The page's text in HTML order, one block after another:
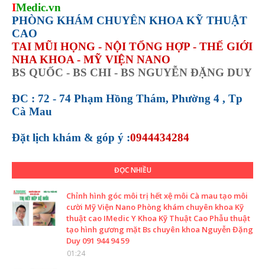
IMedic.vn
PHÒNG KHÁM CHUYÊN KHOA KỸ THUẬT
CAO
TAI MŨI HỌNG - NỘI TỔNG HỢP - THẾ GIỚI
NHA KHOA - MỸ VIỆN NANO
BS QUỐC - BS CHI - BS NGUYỄN ĐẶNG DUY
ĐC : 72 - 74 Phạm Hồng Thám, Phường 4 , Tp
Cà Mau
Đặt lịch khám & góp ý :0944434284
ĐỌC NHIỀU
Chỉnh hình góc môi trị hết xệ môi Cà mau tạo môi
cười Mỹ Viện Nano Phòng khám chuyên khoa Kỹ
thuật cao IMedic Y Khoa Kỹ Thuật Cao Phẫu thuật
tạo hình gương mặt Bs chuyên khoa Nguyễn Đặng
Duy 091 944 94 59
01:24